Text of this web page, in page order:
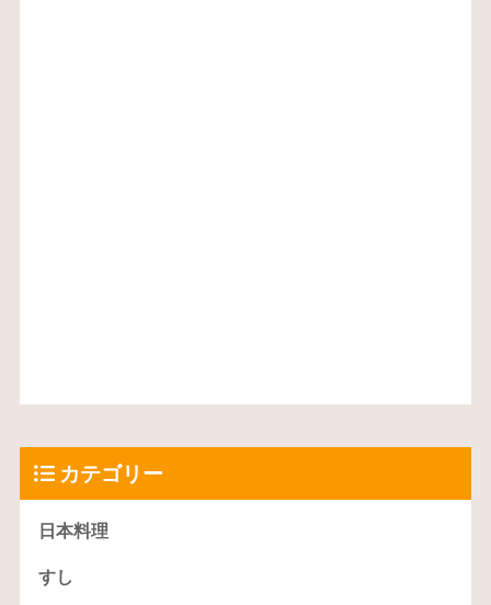
カテゴリー
日本料理
すし